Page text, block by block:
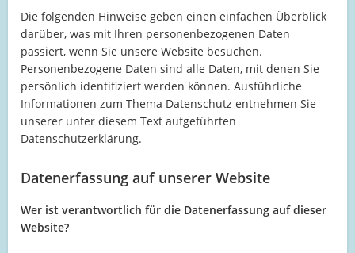
Die folgenden Hinweise geben einen einfachen Überblick
darüber, was mit Ihren personenbezogenen Daten
passiert, wenn Sie unsere Website besuchen.
Personenbezogene Daten sind alle Daten, mit denen Sie
persönlich identifiziert werden können. Ausführliche
Informationen zum Thema Datenschutz entnehmen Sie
unserer unter diesem Text aufgeführten
Datenschutzerklärung.
Datenerfassung auf unserer Website
Wer ist verantwortlich für die Datenerfassung auf dieser
Website?